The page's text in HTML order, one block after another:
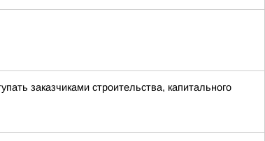
заказчиками строительства, капитального